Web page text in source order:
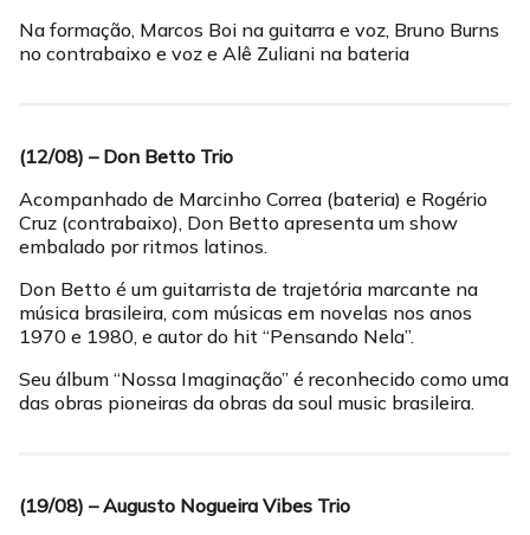
Na formação, Marcos Boi na guitarra e voz, Bruno Burns
no contrabaixo e voz e Alê Zuliani na bateria
(12/08) – Don Betto Trio
Acompanhado de Marcinho Correa (bateria) e Rogério
Cruz (contrabaixo), Don Betto apresenta um show
embalado por ritmos latinos.
Don Betto é um guitarrista de trajetória marcante na
música brasileira, com músicas em novelas nos anos
1970 e 1980, e autor do hit “Pensando Nela”.
Seu álbum “Nossa Imaginação” é reconhecido como uma
das obras pioneiras da obras da soul music brasileira.
(19/08) – Augusto Nogueira Vibes Trio